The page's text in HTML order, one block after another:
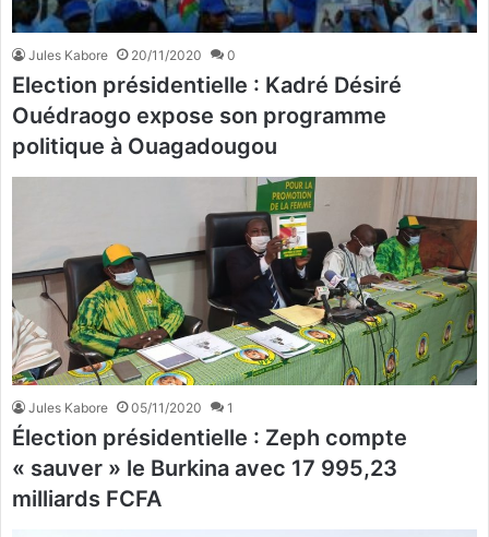
Jules Kabore 20/11/2020 0
Election présidentielle : Kadré Désiré
Ouédraogo expose son programme
politique à Ouagadougou
Jules Kabore 05/11/2020 1
Élection présidentielle : Zeph compte
« sauver » le Burkina avec 17 995,23
milliards FCFA